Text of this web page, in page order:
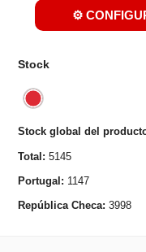
⚙️
Stock
Stock global del
Total: 5145
Portugal: 1147
República Checa: 3998